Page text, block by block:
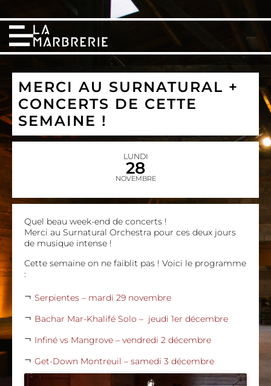
MERCI AU SURNATURAL +
CONCERTS DE CETTE
SEMAINE !
LUNDI
28
NOVEMBRE
Quel beau week-end de concerts !
Merci au Surnatural Orchestra pour ces deux jours
de musique intense !
Cette semaine on ne faiblit pas ! Voici le programme
:
Serpientes – mardi 29 novembre
Bachar Mar-Khalifé Solo – jeudi 1er décembre
Infiné vs Mangrove – vendredi 2 décembre
Get-Down Montreuil – samedi 3 décembre